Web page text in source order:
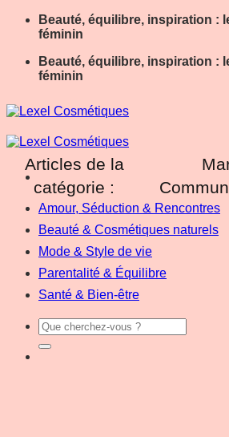
PasserBeauté, équilibre, inspiration :
féminin
Beauté, équilibre, inspiration :
féminin
Amour, Séduction & Rencontres
Beauté & Cosmétiques naturels
Mode & Style de vie
Parentalité & Équilibre
Santé & Bien-être